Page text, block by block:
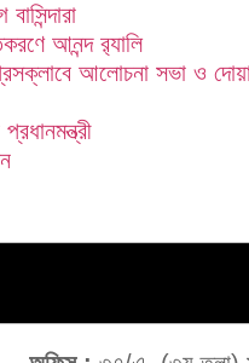
আনন্দ র‍্যালি
আলোচনা সভা ও